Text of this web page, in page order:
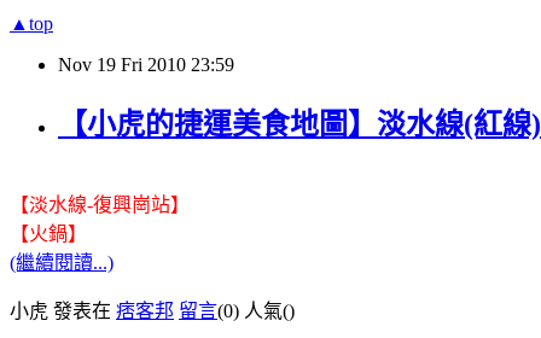
▲top
Nov 19 Fri 2010 23:59
【小虎的捷運美食地圖】淡水線(紅
【淡水線-復興崗站】
【火鍋】
(繼續閱讀...)
小虎 發表在 痞客邦 留言(0) 人氣()